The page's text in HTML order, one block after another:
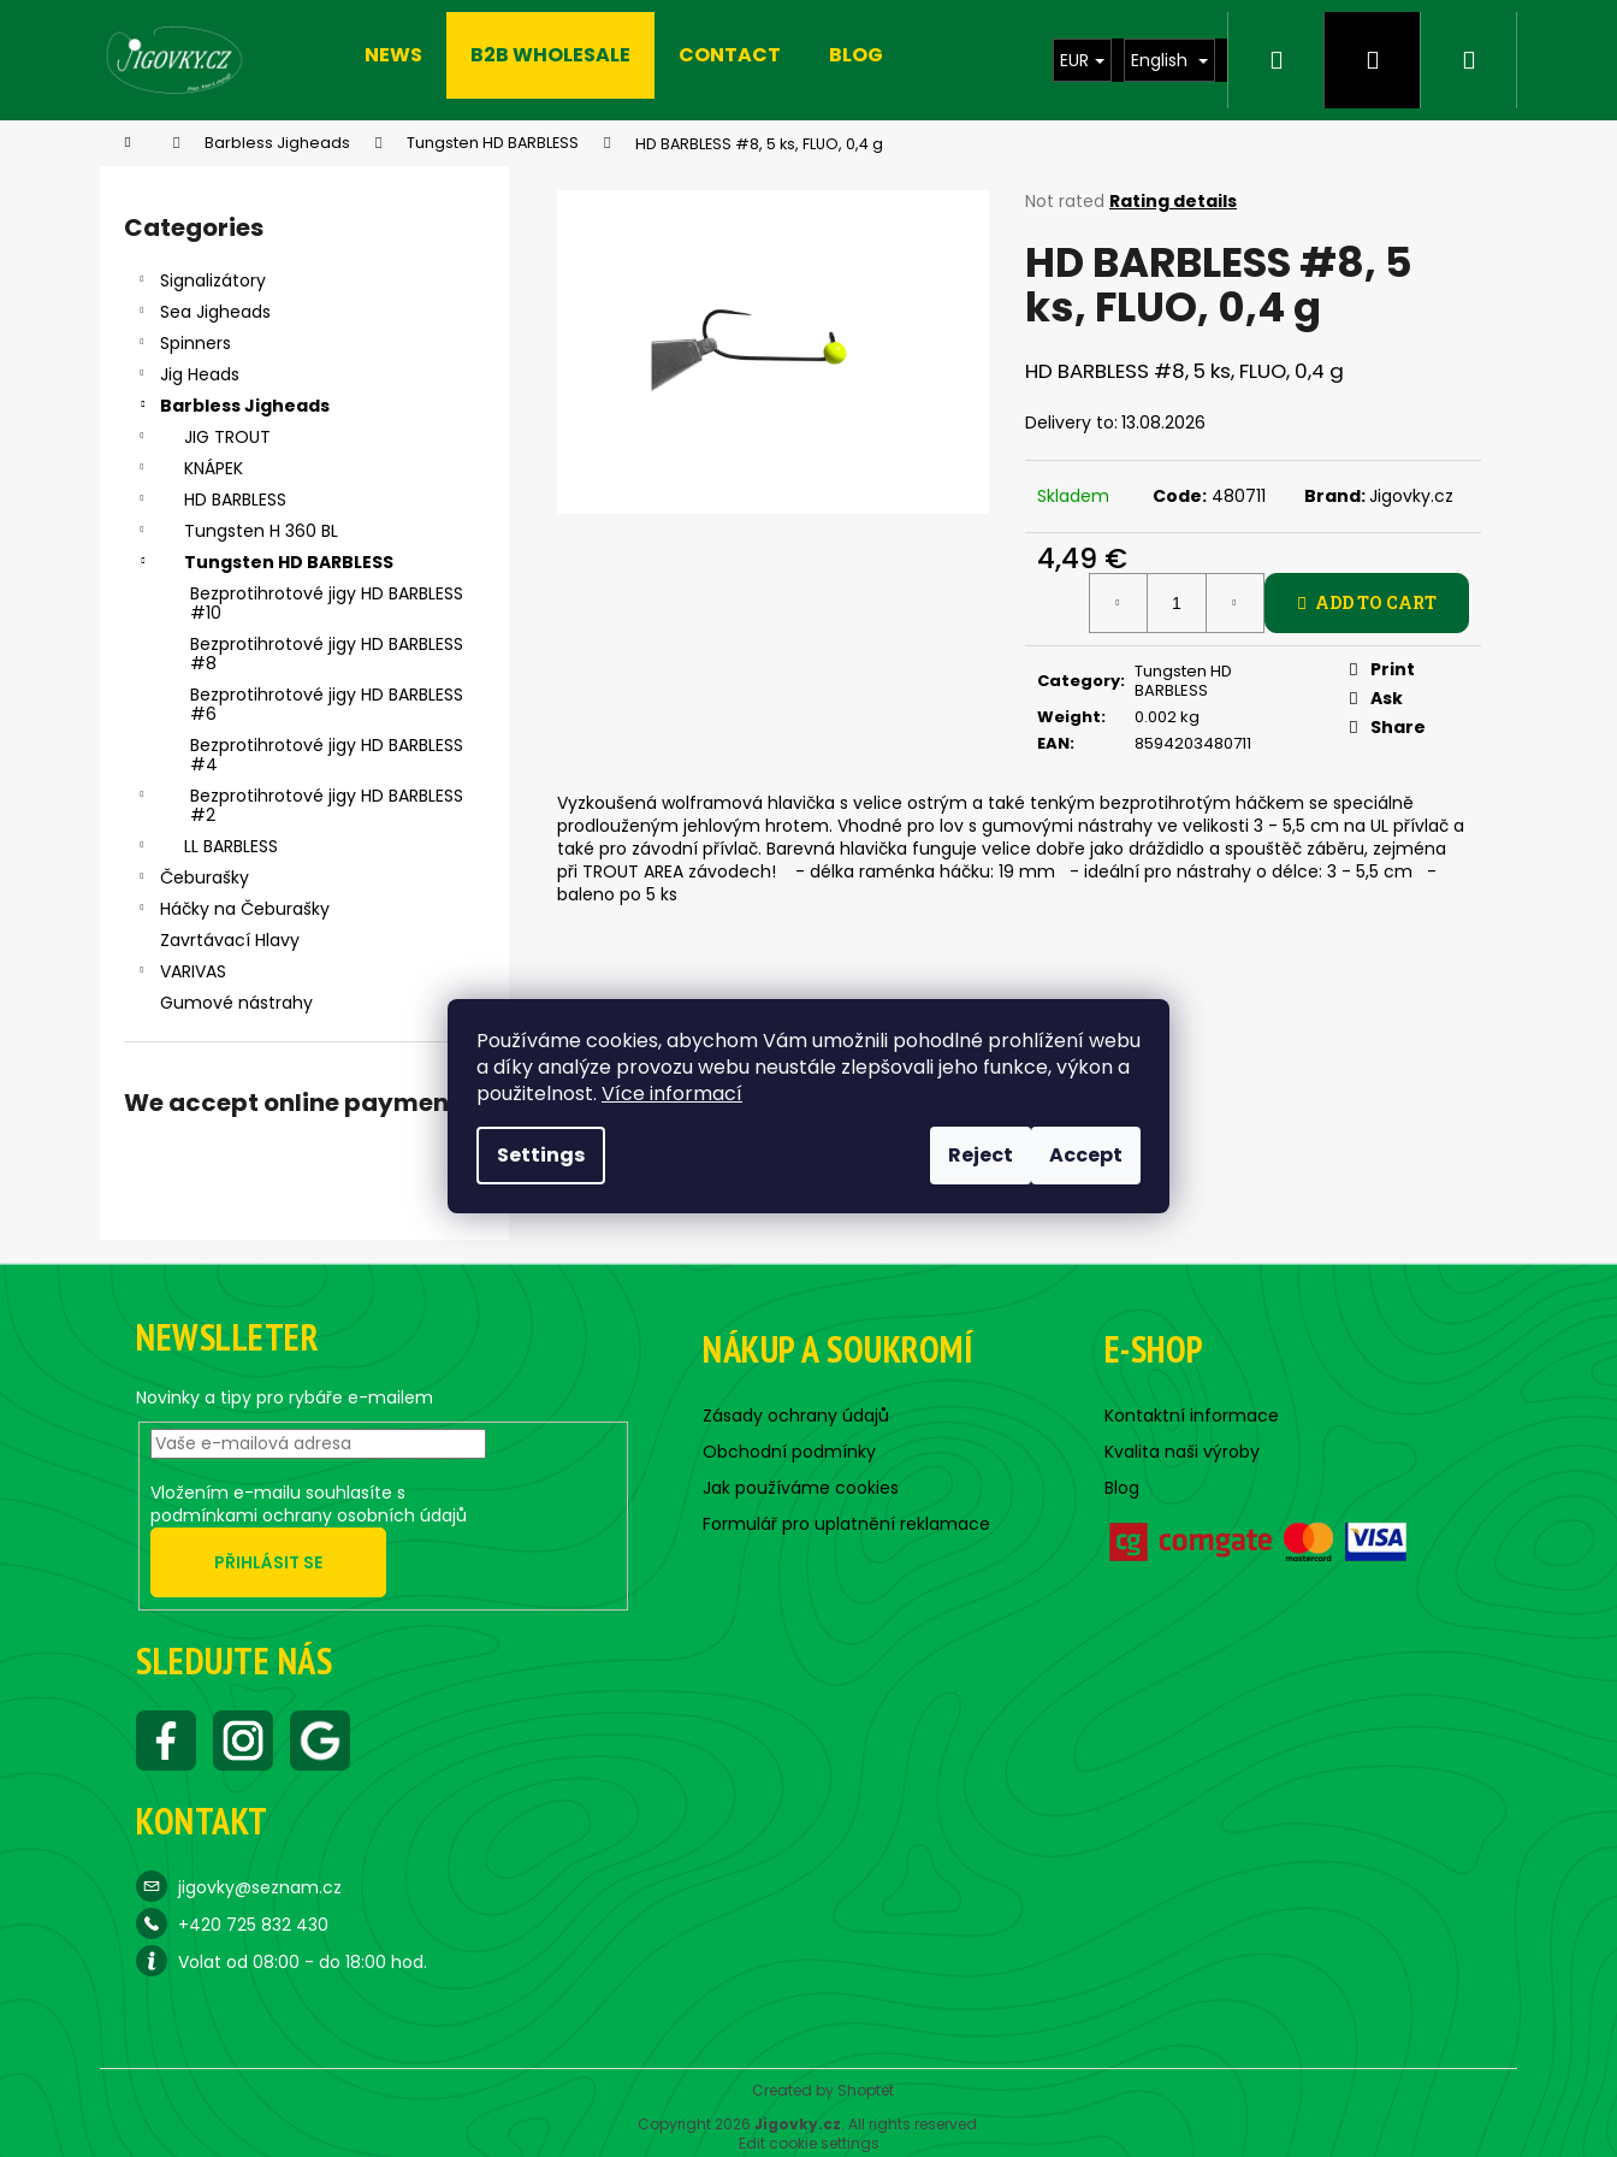
Používáme cookies, abychom Vám umožnili pohodlné prohlížení webu
a díky analýze provozu webu neustále zlepšovali jeho funkce, výkon a
použitelnost. Více informací
Settings Reject Accept
NEWS B2B WHOLESALE CONTACT BLOG EUR English Search Login Shopping
Home Barbless Jigheads Tungsten HD BARBLESS HD BARBLESS #8, 5 ks, FLUO, 0,4 g
Skip
categories
Categories
Signalizátory
Sea Jigheads
Spinners
Jig Heads
Barbless Jigheads
JIG TROUT
KNÁPEK
HD BARBLESS
Tungsten H 360 BL
Tungsten HD BARBLESS
Bezprotihrotové jigy HD BARBLESS
#10
Bezprotihrotové jigy HD BARBLESS
#8
Bezprotihrotové jigy HD BARBLESS
#6
Bezprotihrotové jigy HD BARBLESS
#4
Bezprotihrotové jigy HD BARBLESS
#2
LL BARBLESS
Čeburašky
Háčky na Čeburašky
Zavrtávací Hlavy
VARIVAS
Gumové nástrahy
We accept online payments
The
product
rating
is
0,0
of
5
Not rated Rating details
HD BARBLESS #8, 5
ks, FLUO, 0,4 g
HD BARBLESS #8, 5 ks, FLUO, 0,4 g
Delivery to: 13.08.2026
Skladem Code: 480711 Brand:Jigovky.cz
4,49 €
Measure
ADD TO CART
Category: Tungsten HD
BARBLESS
Weight:
0.002 kg
EAN: 8594203480711
Print
Ask
Share
Vyzkoušená wolframová hlavička s velice ostrým a také tenkým bezprotihrotým háčkem se speciálně
prodlouženým jehlovým hrotem. Vhodné pro lov s gumovými nástrahy ve velikosti 3 - 5,5 cm na UL přívlač a
také pro závodní přívlač. Barevná hlavička funguje velice dobře jako dráždidlo a spouštěč záběru, zejména
při TROUT AREA závodech! - délka raménka háčku: 19 mm - ideální pro nástrahy o délce: 3 - 5,5 cm -
baleno po 5 ks
Back
Back
What are you looking for?
We recommend
Next
SICKLE #6 - 5 KS, 4 G
2,85 €
SICKLE #6 - 5 KS, 2 G
F
NEWSLLETER
Novinky a tipy pro rybáře e-mailem
Vložením e-mailu souhlasíte s
podmínkami ochrany osobních údajů
PŘIHLÁSIT SE
SLEDUJTE NÁS
KONTAKT
jigovky@seznam.cz
+420 725 832 430
Volat od 08:00 - do 18:00 hod.
NÁKUP A SOUKROMÍ
Zásady ochrany údajů
Obchodní podmínky
Jak používáme cookies
Formulář pro uplatnění reklamace
E-SHOP
Kontaktní informace
Kvalita naši výroby
Blog
Created by Shoptet
Copyright 2026 Jigovky.cz. All rights reserved.
Edit cookie settings